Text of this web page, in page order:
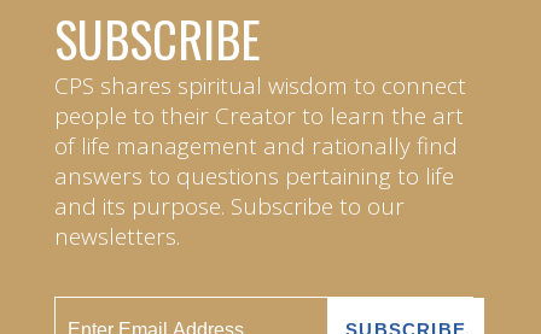
SUBSCRIBE
CPS shares spiritual wisdom to connect
people to their Creator to learn the art
of life management and rationally find
answers to questions pertaining to life
and its purpose. Subscribe to our
newsletters.